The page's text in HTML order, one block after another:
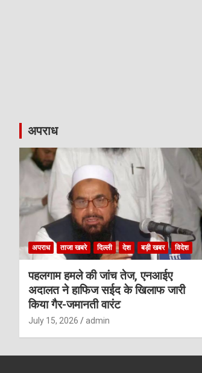
अपराध
अपराध ताजा खबरे दिल्ली देश बड़ी खबर विदेश
पहलगाम हमले की जांच तेज, एनआईए
अदालत ने हाफिज सईद के खिलाफ जारी
किया गैर-जमानती वारंट
July 15, 2026 admin